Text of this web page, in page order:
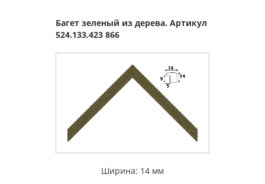
Багет зеленый из дерева. Артикул
524.133.423 866
Ширина: 14 мм